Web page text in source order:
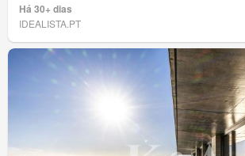
Há 30+ dias
IDEALISTA.PT